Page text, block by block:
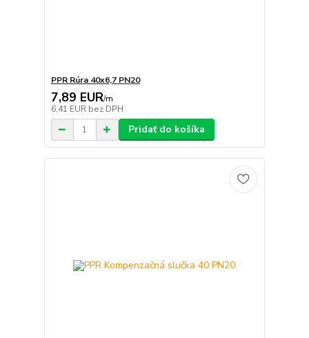
PPR Rúra 40x6,7 PN20
7,89 EUR/m
6,41 EUR bez DPH
Pridať do košíka